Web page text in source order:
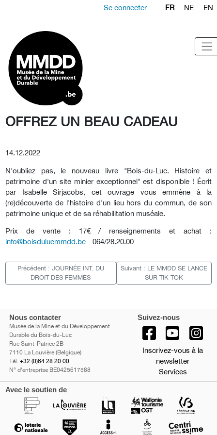
Se connecter FR NE EN
OFFREZ UN BEAU CADEAU
14.12.2022
N'oubliez pas, le nouveau livre "Bois-du-Luc. Histoire et
patrimoine d'un site minier exceptionnel" est disponible ! Écrit
par Isabelle Sirjacobs, cet ouvrage vous emmène à la
(re)découverte de l'histoire d'un lieu hors du commun, de son
patrimoine unique et de sa réhabilitation muséale.
Prix de vente : 17€ / renseignements et achat :
info@boisdulucmmdd.be - 064/28.20.00
Précédent : JOURNÉE INT. DU
DROIT DES FEMMES
Suivant : LE MMDD SE LANCE
SUR TIK TOK
Nous contacter
Musée de la Mine et du Développement
Durable du Bois-du-Luc
Rue Saint-Patrice 2B
7110 La Louvière (Belgique)
Tél. +32 (0)64 28 20 00
N° d'entreprise BE0425617588
Suivez-nous
Inscrivez-vous à la
newsletter
Services
Avec le soutien de